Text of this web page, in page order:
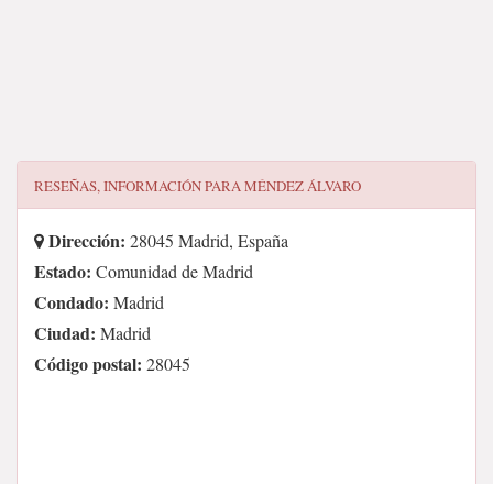
RESEÑAS, INFORMACIÓN PARAMÉNDEZ ÁLVARO
Dirección: 28045 Madrid, España
Estado: Comunidad de Madrid
Condado: Madrid
Ciudad: Madrid
Código postal: 28045